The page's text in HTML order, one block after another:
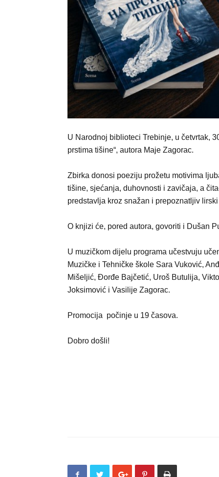
U Narodnoj biblioteci Trebinje, u četvrtak,
prstima tišine“, autora Maje Zagorac.
Zbirka donosi poeziju prožetu motivima
tišine, sjećanja, duhovnosti i zavičaja, a
predstavlja kroz snažan i prepoznatljiv
O knjizi će, pored autora, govoriti i Dušan
U muzičkom dijelu programa učestvuju
Muzičke i Tehničke škole Sara Vuković,
Mišeljić, Đorđe Bajčetić, Uroš Butulija,
Joksimović i Vasilije Zagorac.
Promocija počinje u 19 časova.
Dobro došli!